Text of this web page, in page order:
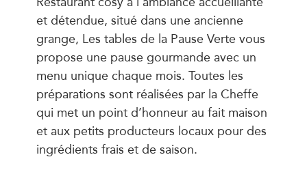
et détendue, situé dans une ancienne
grange, Les tables de la Pause Verte vous
propose une pause gourmande avec un
menu unique chaque mois. Toutes les
préparations sont réalisées par la Cheffe
qui met un point d’honneur au fait maison
et aux petits producteurs locaux pour des
ingrédients frais et de saison.